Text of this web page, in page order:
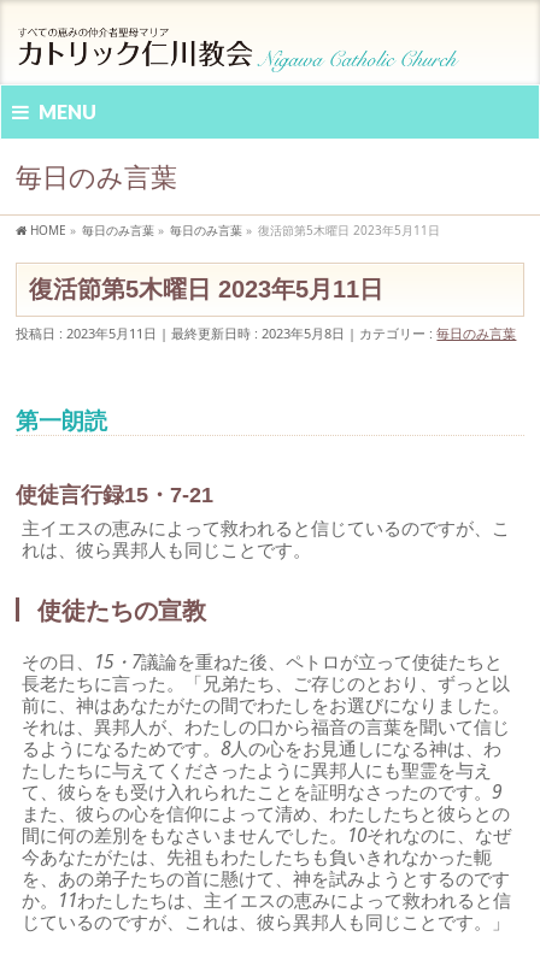
MENU
毎日のみ言葉
HOME » 毎日のみ言葉 » 毎日のみ言葉 » 復活節第5木曜日 2023年5月11日
復活節第5木曜日 2023年5月11日
投稿日 : 2023年5月11日 最終更新日時 : 2023年5月8日 カテゴリー :毎日のみ言葉
第一朗読
使徒言行録15・7-21
主イエスの恵みによって救われると信じているのですが、こ
れは、彼ら異邦人も同じことです。
使徒たちの宣教
その日、 15・7議論を重ねた後、ペトロが立って使徒たちと
長老たちに言った。「兄弟たち、ご存じのとおり、ずっと以
前に、神はあなたがたの間でわたしをお選びになりました。
それは、異邦人が、わたしの口から福音の言葉を聞いて信じ
るようになるためです。8人の心をお見通しになる神は、わ
たしたちに与えてくださったように異邦人にも聖霊を与え
て、彼らをも受け入れられたことを証明なさったのです。9
また、彼らの心を信仰によって清め、わたしたちと彼らとの
間に何の差別をもなさいませんでした。 10それなのに、なぜ
今あなたがたは、先祖もわたしたちも負いきれなかった軛
を、あの弟子たちの首に懸けて、神を試みようとするのです
か。 11わたしたちは、主イエスの恵みによって救われると信
じているのですが、これは、彼ら異邦人も同じことです。」